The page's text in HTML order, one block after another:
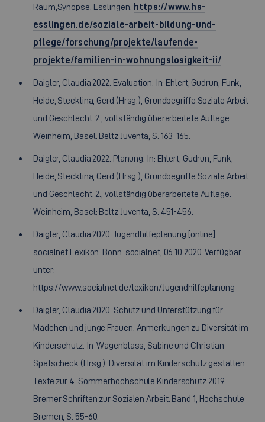
Raum,Synopse. Esslingen. https://www.hs-
esslingen.de/soziale-arbeit-bildung-und-
pflege/forschung/projekte/laufende-
projekte/familien-in-wohnungslosigkeit-ii/
Daigler, Claudia 2022. Evaluation. In: Ehlert, Gudrun, Funk,
Heide, Stecklina, Gerd (Hrsg.), Grundbegriffe Soziale Arbeit
und Geschlecht. 2., vollständig überarbeitete Auflage.
Weinheim, Basel: Beltz Juventa, S. 163-165.
Daigler, Claudia 2022. Planung. In: Ehlert, Gudrun, Funk,
Heide, Stecklina, Gerd (Hrsg.), Grundbegriffe Soziale Arbeit
und Geschlecht. 2., vollständig überarbeitete Auflage.
Weinheim, Basel: Beltz Juventa, S. 451-456.
Daigler, Claudia 2020. Jugendhilfeplanung [online].
socialnet Lexikon. Bonn: socialnet, 06.10.2020. Verfügbar
unter:
https://www.socialnet.de/lexikon/Jugendhilfeplanung
Daigler, Claudia 2020. Schutz und Unterstützung für
Mädchen und junge Frauen. Anmerkungen zu Diversität im
Kinderschutz. In Wagenblass, Sabine und Christian
Spatscheck (Hrsg.): Diversität im Kinderschutz gestalten.
Texte zur 4. Sommerhochschule Kinderschutz 2019.
Bremer Schriften zur Sozialen Arbeit. Band 1, Hochschule
Bremen, S. 55-60.